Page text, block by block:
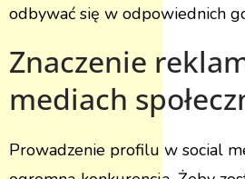
odbywać się w odpowiednich
Znaczenie
mediach
Prowadzenie profilu w social